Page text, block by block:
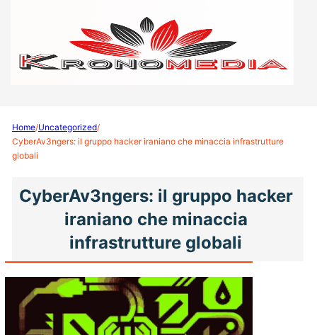
Home/Uncategorized/
CyberAv3ngers: il gruppo hacker iraniano che minaccia infrastrutture
globali
CyberAv3ngers: il gruppo hacker
iraniano che minaccia
infrastrutture globali